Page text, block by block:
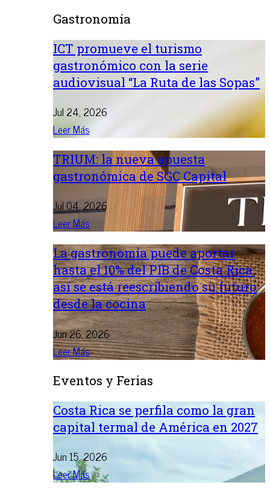
Gastronomía
ICT promueve el turismo
gastronómico con la serie
audiovisual “La Ruta de las Sopas”
Jul 24, 2026
Leer Más
TRIUM: la nueva apuesta
gastronómica de SGC Capital
Jul 04, 2026
Leer Más
La gastronomía puede aportar
hasta el 10% del PIB de Costa Rica:
así se está reescribiendo su futuro
desde la cocina
Jun 26, 2026
Leer Más
Eventos y Ferias
Costa Rica se perfila como la gran
capital termal de América en 2027
Jun 15, 2026
Leer Más